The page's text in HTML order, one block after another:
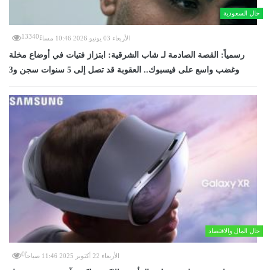
حال السعودية
الأربعاء 03 يونيو 2026 10:46 مساءً 13340
رسمياً: القصة الصادمة لـ شاب الشرقية: ابتزاز فتيات في أوضاع مخلة
وغضب واسع على فيسبوك.. العقوبة قد تصل إلى 5 سنوات سجن و3
حال المال والاقتصاد
الأربعاء 22 أكتوبر 2025 11:46 صباحاً 0